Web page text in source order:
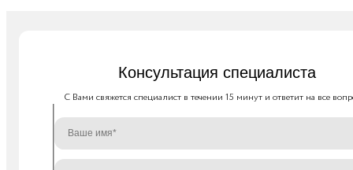
Консультация специалиста
C Вами свяжется специалист в течении 15 минут и ответит на все